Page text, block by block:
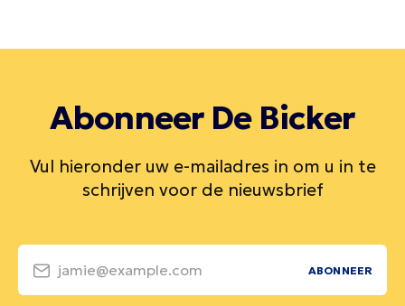
Abonneer De Bicker
Vul hieronder uw e-mailadres in om u in te
schrijven voor de nieuwsbrief
jamie@example.com ABONNEER